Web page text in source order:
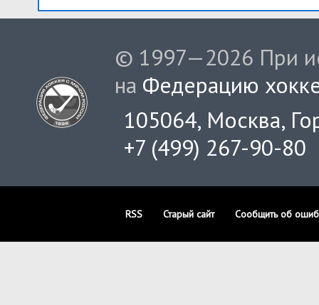
© 1997—2026 При
на Федерацию
105064, Москва,
+7 (499) 267-90-80
RSS Старый сайт Сообщить об